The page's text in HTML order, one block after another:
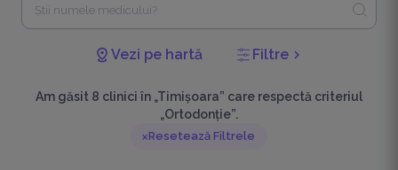
Vezi pe hartă Filtre chevron_right
Am găsit 8 clinici în „Timișoara” care respectă criteriul
„Ortodonție”.
Resetează Filtrele